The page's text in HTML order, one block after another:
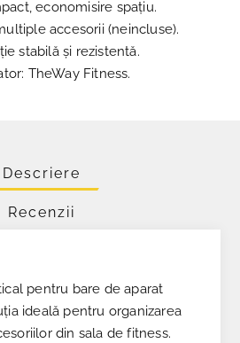
economisire spațiu.
accesorii (neincluse).
stabilă și rezistentă.
TheWay Fitness.
Descriere
Recenzii
pentru bare de aparat
ideală pentru organizarea
din sala de fitness.